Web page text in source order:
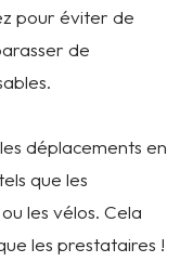
pour éviter de
de
déplacements en
que les
les vélos. Cela
les prestataires !